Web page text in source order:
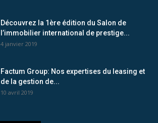
Découvrez la 1ère édition du Salon de
l’immobilier international de prestige...
4 janvier 2019
Factum Group: Nos expertises du leasing et
de la gestion de...
10 avril 2019